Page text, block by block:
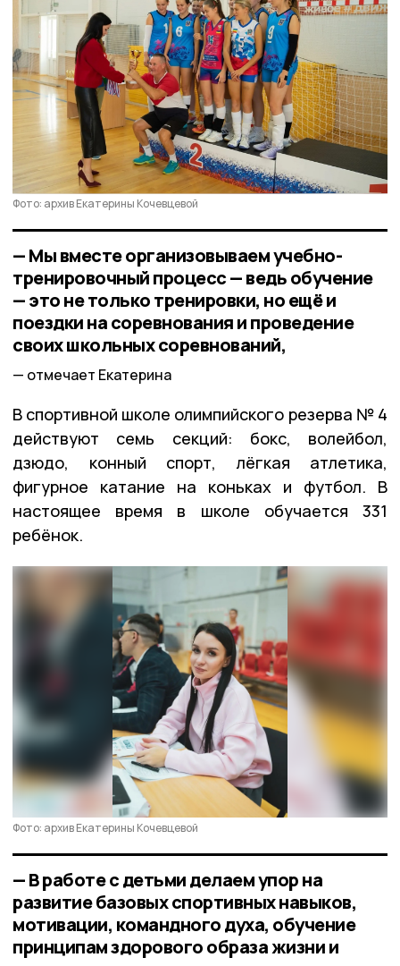
Фото: архив Екатерины Кочевцевой
— Мы вместе организовываем учебно-
тренировочный процесс — ведь обучение
— это не только тренировки, но ещё и
поездки на соревнования и проведение
своих школьных соревнований,
отмечает Екатерина
В спортивной школе олимпийского резерва № 4
действуют семь секций: бокс, волейбол,
дзюдо, конный спорт, лёгкая атлетика,
фигурное катание на коньках и футбол. В
настоящее время в школе обучается 331
ребёнок.
Фото: архив Екатерины Кочевцевой
— В работе с детьми делаем упор на
развитие базовых спортивных навыков,
мотивации, командного духа, обучение
принципам здорового образа жизни и